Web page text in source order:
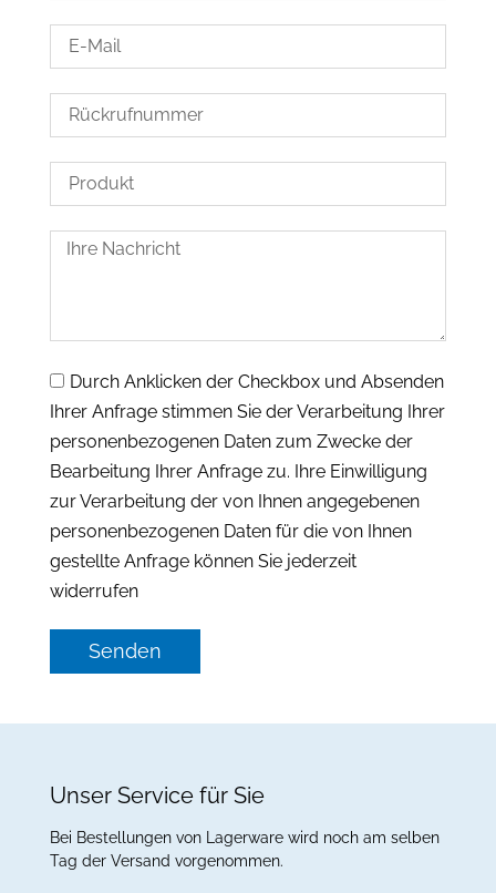
Durch Anklicken der Checkbox und Absenden
Ihrer Anfrage stimmen Sie der Verarbeitung Ihrer
personenbezogenen Daten zum Zwecke der
Bearbeitung Ihrer Anfrage zu. Ihre Einwilligung
zur Verarbeitung der von Ihnen angegebenen
personenbezogenen Daten für die von Ihnen
gestellte Anfrage können Sie jederzeit
widerrufen
Senden
Unser Service für Sie
Bei Bestellungen von Lagerware wird noch am selben
Tag der Versand vorgenommen.